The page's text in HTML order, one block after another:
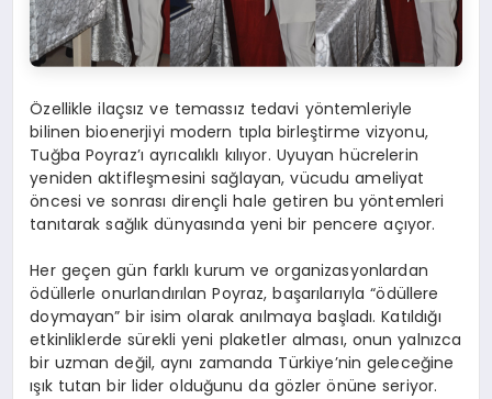
Özellikle ilaçsız ve temassız tedavi yöntemleriyle
bilinen bioenerjiyi modern tıpla birleştirme vizyonu,
Tuğba Poyraz’ı ayrıcalıklı kılıyor. Uyuyan hücrelerin
yeniden aktifleşmesini sağlayan, vücudu ameliyat
öncesi ve sonrası dirençli hale getiren bu yöntemleri
tanıtarak sağlık dünyasında yeni bir pencere açıyor.
Her geçen gün farklı kurum ve organizasyonlardan
ödüllerle onurlandırılan Poyraz, başarılarıyla “ödüllere
doymayan” bir isim olarak anılmaya başladı. Katıldığı
etkinliklerde sürekli yeni plaketler alması, onun yalnızca
bir uzman değil, aynı zamanda Türkiye’nin geleceğine
ışık tutan bir lider olduğunu da gözler önüne seriyor.